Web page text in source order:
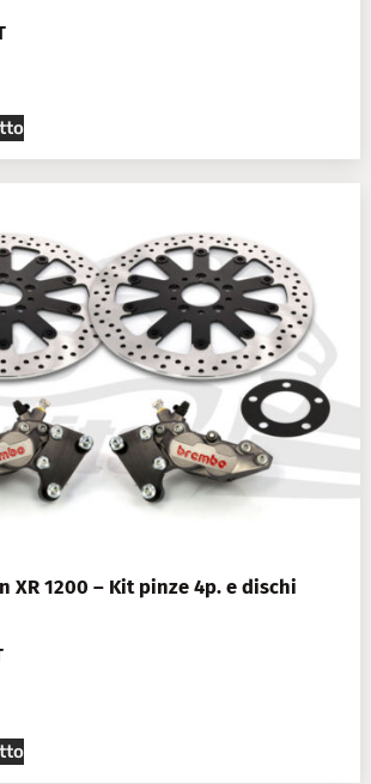
XR 1200 – Kit pinze 4p. e dischi